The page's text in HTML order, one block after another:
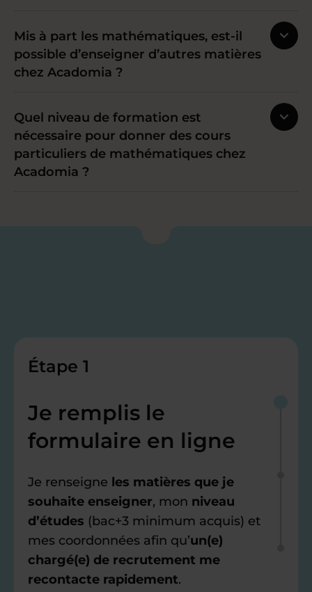
Mis à part les mathématiques, est-il
possible d’enseigner d’autres matières
chez Acadomia ?
Quel niveau de formation est
nécessaire pour donner des cours
particuliers de mathématiques chez
Acadomia ?
Étape 1
Je remplis le
formulaire en ligne
Je renseigne les matières que je
souhaite enseigner, mon niveau
d’études (bac+3 minimum acquis) et
mes coordonnées afin qu’un(e)
chargé(e) de recrutement me
recontacte rapidement.